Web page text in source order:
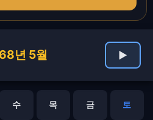
년 5월 ▶
수 목 금 토